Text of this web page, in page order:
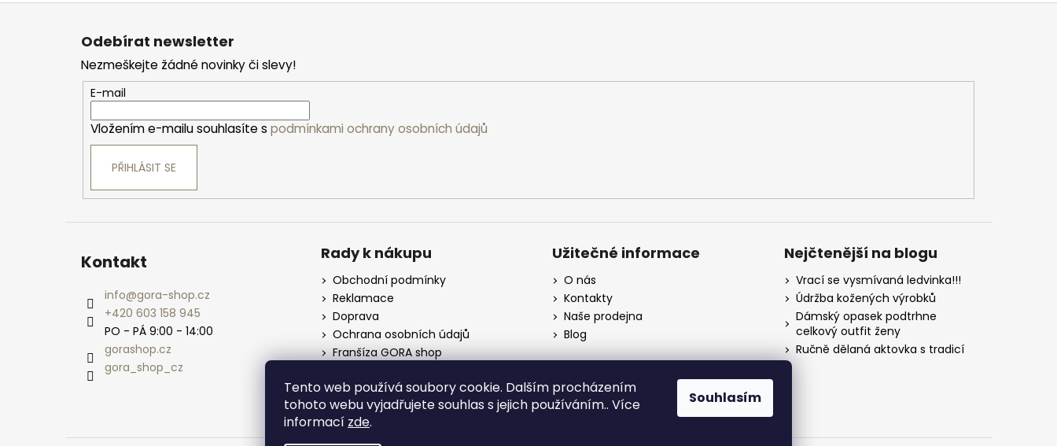
Tento web používá soubory cookie. Dalším procházením
tohoto webu vyjadřujete souhlas s jejich používáním.. Více
informací zde.
Souhlasím
Z
Odebírat newsletter
Nezmeškejte žádné novinky či slevy!
E-mail
Vložením e-mailu souhlasíte s podmínkami ochrany osobních údajů
PŘIHLÁSIT SE
Kontakt
info@gora-shop.cz
+420 603 158 945
PO - PÁ 9:00 - 14:00
gorashop.cz
gora_shop_cz
Rady k nákupu
Obchodní podmínky
Reklamace
Doprava
Ochrana osobních údajů
Franšíza GORA shop
Užitečné informace
O nás
Kontakty
Naše prodejna
Blog
Nejčtenější na blogu
Vrací se vysmívaná ledvinka!!!
Údržba kožených výrobků
Dámský opasek podtrhne
celkový outfit ženy
Ručně dělaná aktovka s tradicí